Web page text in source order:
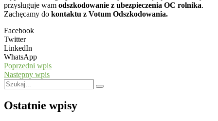
przysługuje wam odszkodowanie z ubezpieczenia OC rolnika.
Zachęcamy do kontaktu z Votum Odszkodowania.
Facebook
Twitter
LinkedIn
WhatsApp
Poprzedni wpis
Następny wpis
Ostatnie wpisy